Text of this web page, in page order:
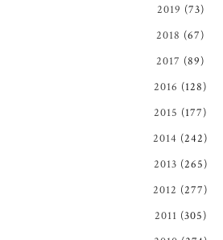
2019 (73)
2018 (67)
2017 (89)
2016 (128)
2015 (177)
2014 (242)
2013 (265)
2012 (277)
2011 (305)